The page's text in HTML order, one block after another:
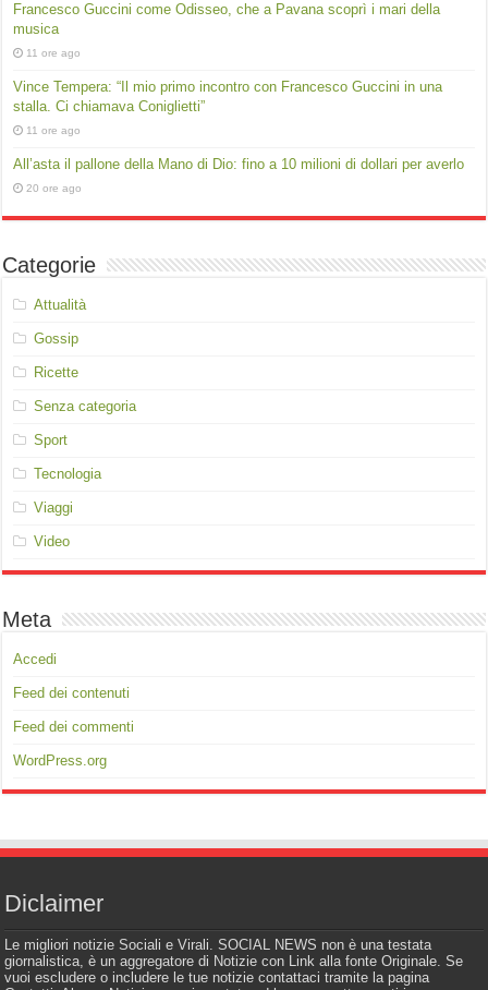
Francesco Guccini come Odisseo, che a Pavana scoprì i mari della
musica
11 ore ago
Vince Tempera: “Il mio primo incontro con Francesco Guccini in una
stalla. Ci chiamava Coniglietti”
11 ore ago
All’asta il pallone della Mano di Dio: fino a 10 milioni di dollari per averlo
20 ore ago
Categorie
Attualità
Gossip
Ricette
Senza categoria
Sport
Tecnologia
Viaggi
Video
Meta
Accedi
Feed dei contenuti
Feed dei commenti
WordPress.org
Diclaimer
Le migliori notizie Sociali e Virali. SOCIAL NEWS non è una testata
giornalistica, è un aggregatore di Notizie con Link alla fonte Originale. Se
vuoi escludere o includere le tue notizie contattaci tramite la pagina